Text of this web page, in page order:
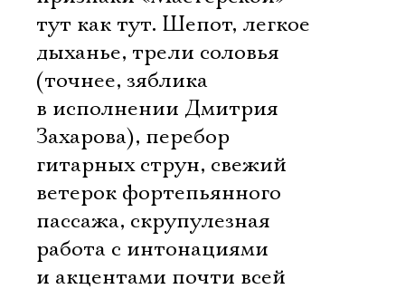
тут как тут. Шепот, легкое
дыханье, трели соловья
(точнее, зяблика
в исполнении Дмитрия
Захарова), перебор
гитарных струн, свежий
ветерок фортепьянного
пассажа, скрупулезная
работа с интонациями
и акцентами почти всей